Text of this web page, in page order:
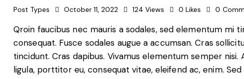
Post Types October 11, 2022 124 Views 0 Likes 0
Qroin faucibus nec mauris a sodales, sed elementum mi
consequat. Fusce sodales augue a accumsan. Cras
tincidunt. Cras dapibus. Vivamus elementum semper
ligula, porttitor eu, consequat vitae, eleifend ac, enim.